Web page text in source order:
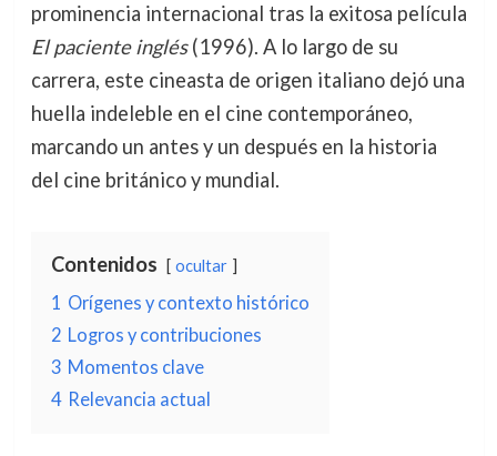
prominencia internacional tras la exitosa película
El paciente inglés(1996). A lo largo de su
carrera, este cineasta de origen italiano dejó una
huella indeleble en el cine contemporáneo,
marcando un antes y un después en la historia
del cine británico y mundial.
Contenidos ocultar
1 Orígenes y contexto histórico
2 Logros y contribuciones
3 Momentos clave
4 Relevancia actual